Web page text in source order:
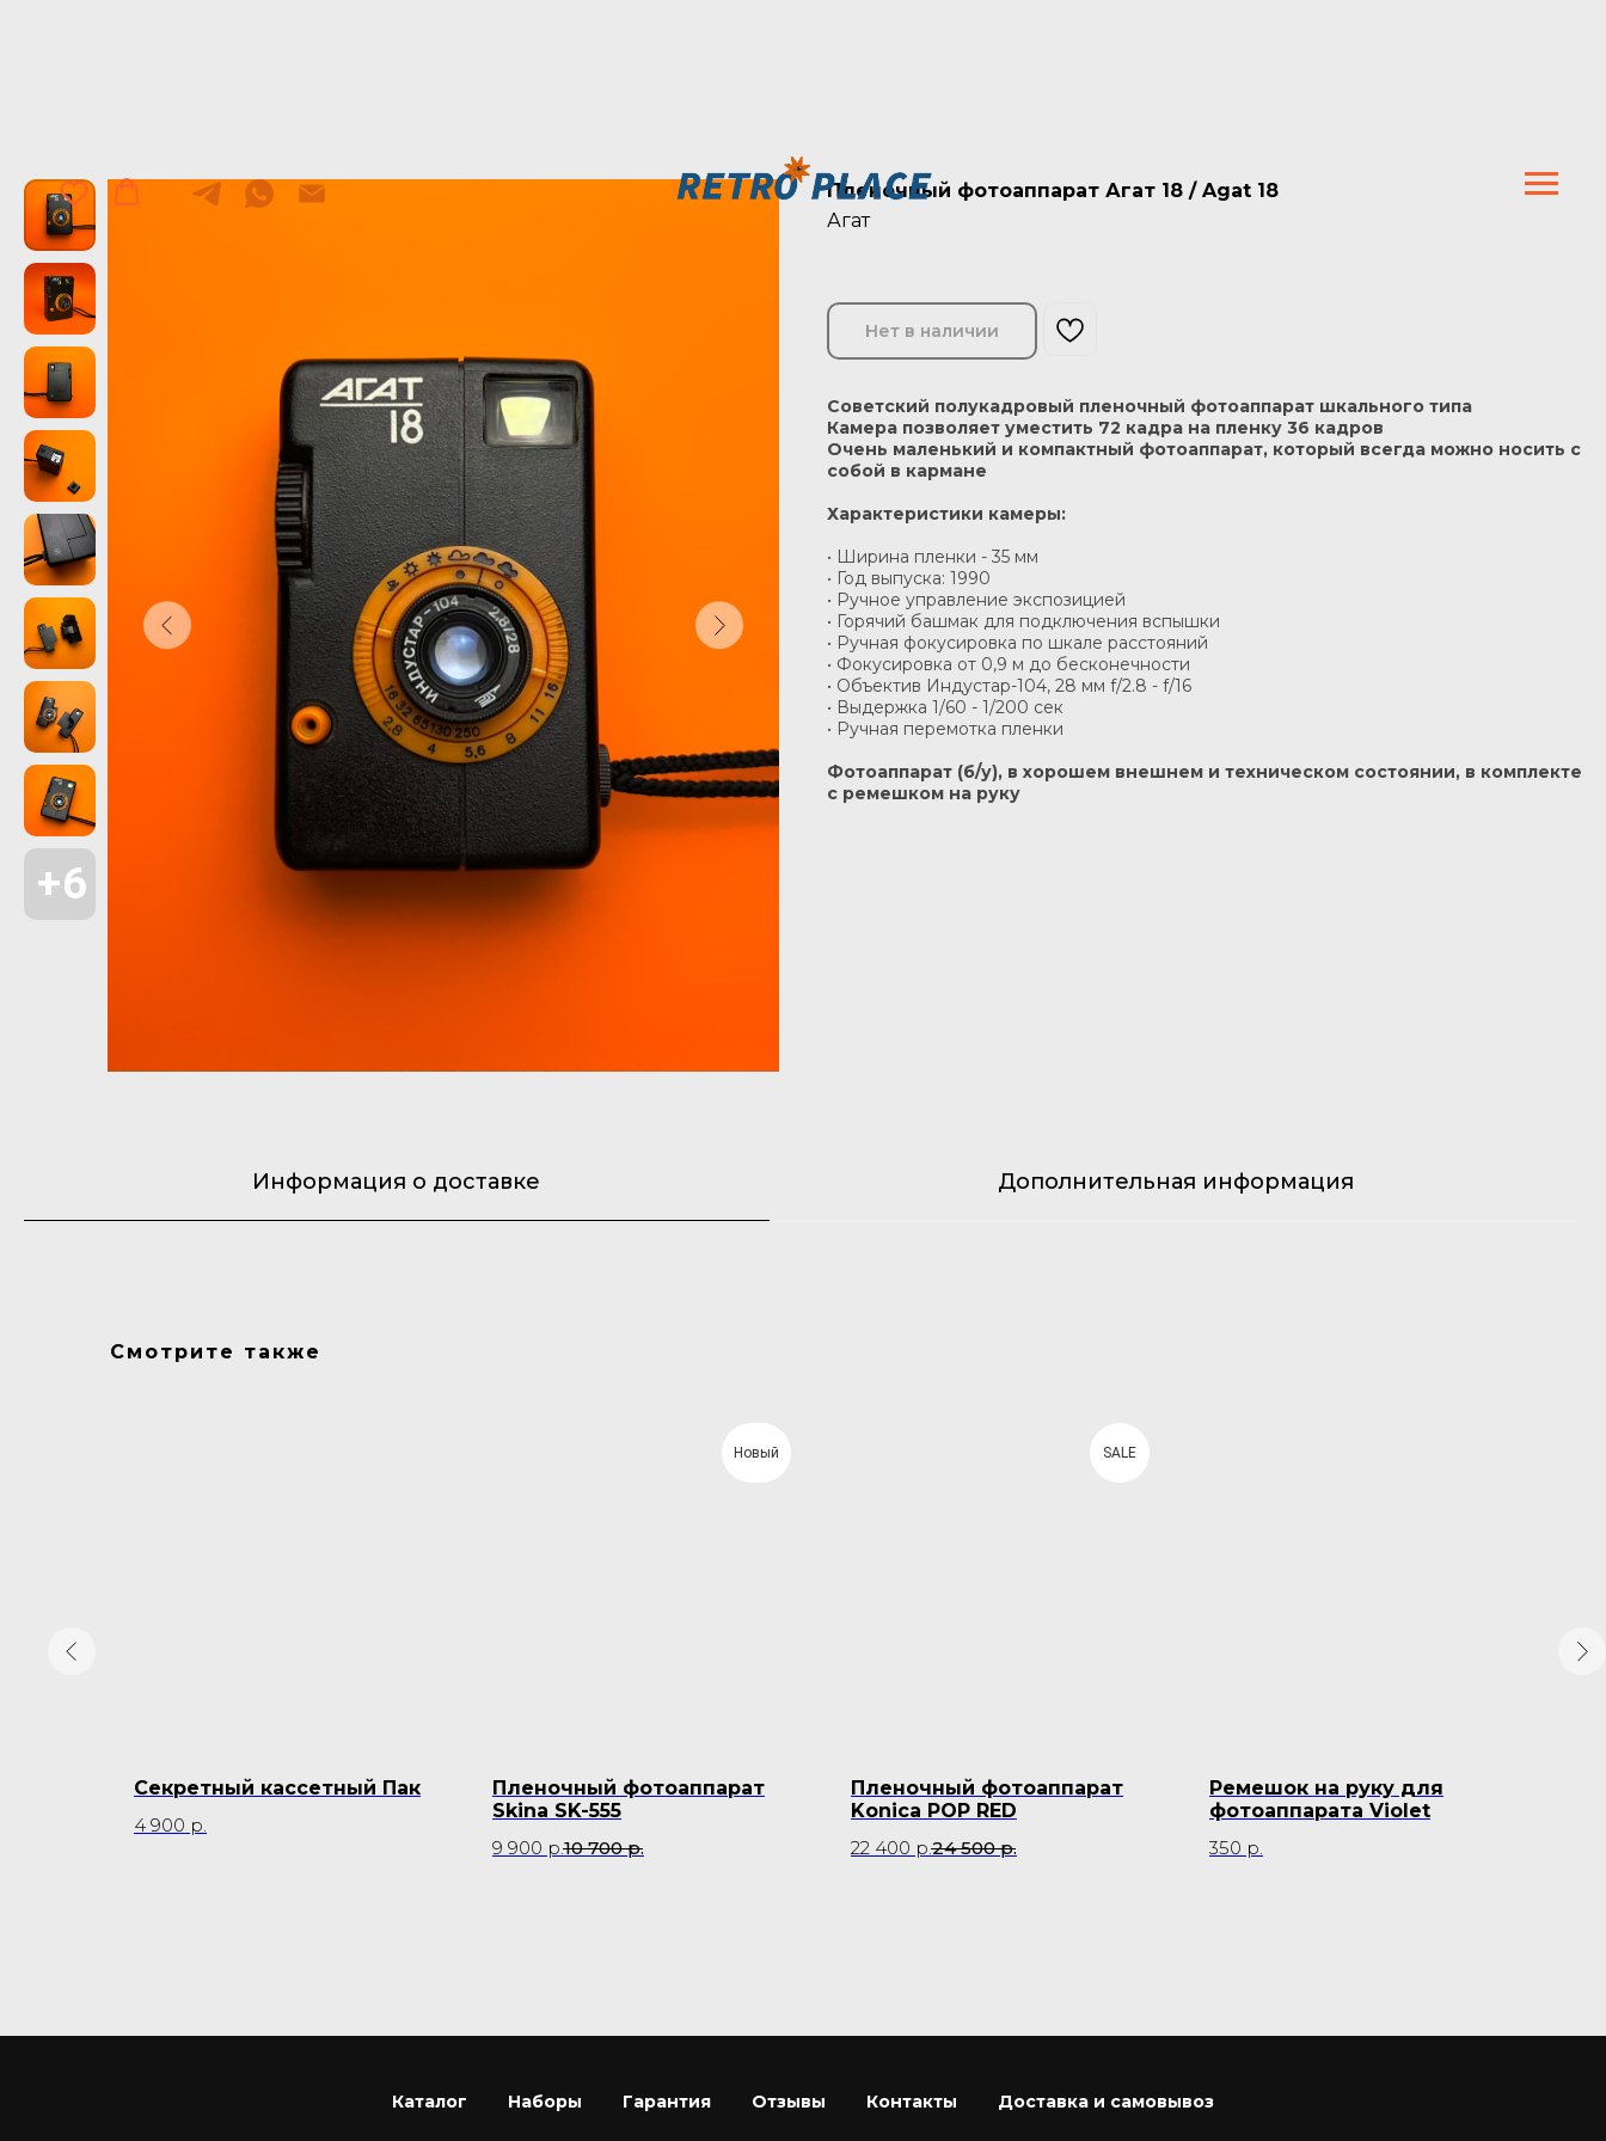
Пленочный фотоаппарат Агат 18 / Agat 18
Агат
Нет в наличии
Советский полукадровый пленочный фотоаппарат шкального типа
Камера позволяет уместить 72 кадра на пленку 36 кадров
Очень маленький и компактный фотоаппарат, который всегда можно носить с
собой в кармане
Характеристики камеры:
• Ширина пленки - 35 мм
• Год выпуска: 1990
• Ручное управление экспозицией
• Горячий башмак для подключения вспышки
• Ручная фокусировка по шкале расстояний
• Фокусировка от 0,9 м до бесконечности
• Объектив Индустар-104, 28 мм f/2.8 - f/16
• Выдержка 1/60 - 1/200 cек
• Ручная перемотка пленки
Фотоаппарат (б/у), в хорошем внешнем и техническом состоянии, в комплекте
с ремешком на руку
Информация о доставке Дополнительная информация
Смотрите также
Секретный кассетный Пак
4 900 р.
Новый
Пленочный фотоаппарат
Skina SK-555
9 900 р.10 700 р.
SALE
Пленочный фотоаппарат
Konica POP RED
22 400 р.24 500 р.
Ремешок на руку для
фотоаппарата Violet
350 р.
Каталог Наборы Гарантия Отзывы Контакты Доставка и самовывоз